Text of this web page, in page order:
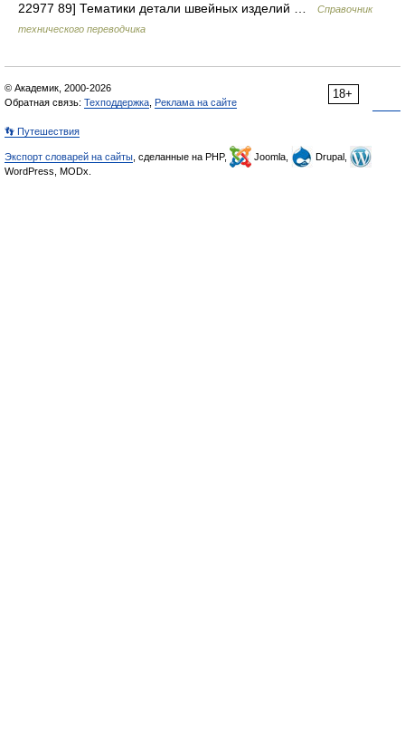
22977 89] Тематики детали швейных изделий …
Справочник
технического переводчика
18+
© Академик, 2000-2026
Обратная связь: Техподдержка Реклама на сайте
👣 Путешествия
Экспорт словарей на сайты , сделанные на PHP, Joomla,
Drupal,
WordPress, MODx.